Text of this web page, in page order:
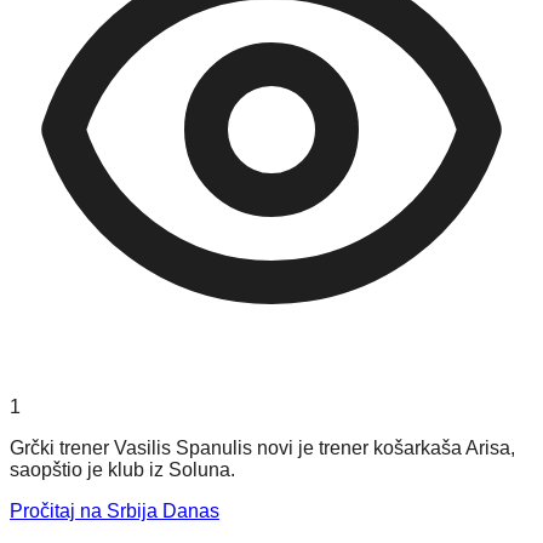
1
Grčki trener Vasilis Spanulis novi je trener košarkaša Arisa,
saopštio je klub iz Soluna.
Pročitaj na Srbija Danas